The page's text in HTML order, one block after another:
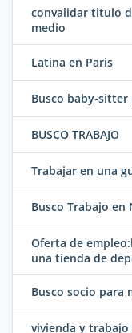
convalidar titulo
medio
Latina en Paris
Busco baby-
BUSCO TRABAJO
Trabajar en una
Busco Trabajo en
Oferta de
una tienda de
Busco socio para
vivienda y trabajo